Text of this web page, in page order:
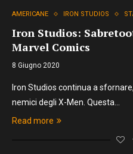
AMERICANE IRON STUDIOS
Iron Studios:
Marvel Comics
8 Giugno 2020
Iron Studios continua a
nemici degli X-Men. Questa…
Read more